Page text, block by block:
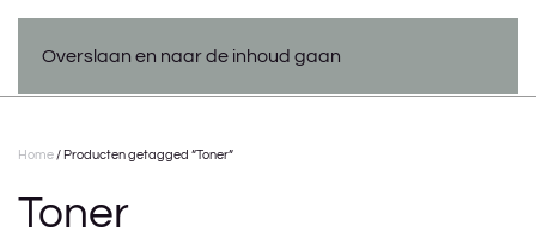
Overslaan en naar de inhoud gaan
Home / Producten getagged “Toner”
Toner